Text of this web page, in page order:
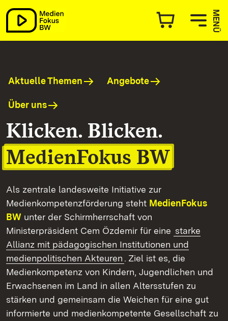
MENÜ
Aktuelle Themen Angebote
Über uns
Klicken. Blicken.
MedienFokus BW
Als zentrale landesweite Initiative zur
Medienkompetenzförderung steht MedienFokus
BW unter der Schirmherrschaft von
Ministerpräsident Cem Özdemir für eine starke
Allianz mit pädagogischen Institutionen und
medienpolitischen Akteuren . Ziel ist es, die
Medienkompetenz von Kindern, Jugendlichen und
Erwachsenen im Land in allen Altersstufen zu
stärken und gemeinsam die Weichen für eine gut
informierte und medienkompetente Gesellschaft zu